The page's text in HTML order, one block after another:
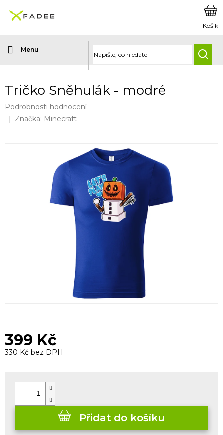
obsah
Tričko Sněhulák - modré
Průměrné
hodnocení
Podrobnosti hodnocení
Značka: Minecraft
399 Kč
330 Kč bez DPH
Přidat do košíku